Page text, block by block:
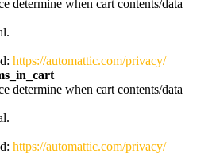
determine when cart contents/data
https://automattic.com/privacy/
determine when cart contents/data
https://automattic.com/privacy/